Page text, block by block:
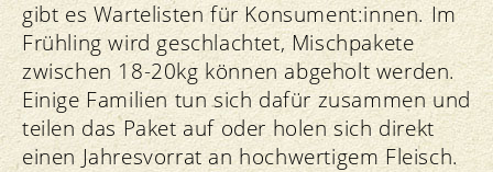
gibt es Wartelisten für Konsument:innen. Im
Frühling wird geschlachtet, Mischpakete
zwischen 18-20kg können abgeholt werden.
Einige Familien tun sich dafür zusammen und
teilen das Paket auf oder holen sich direkt
einen Jahresvorrat an hochwertigem Fleisch.